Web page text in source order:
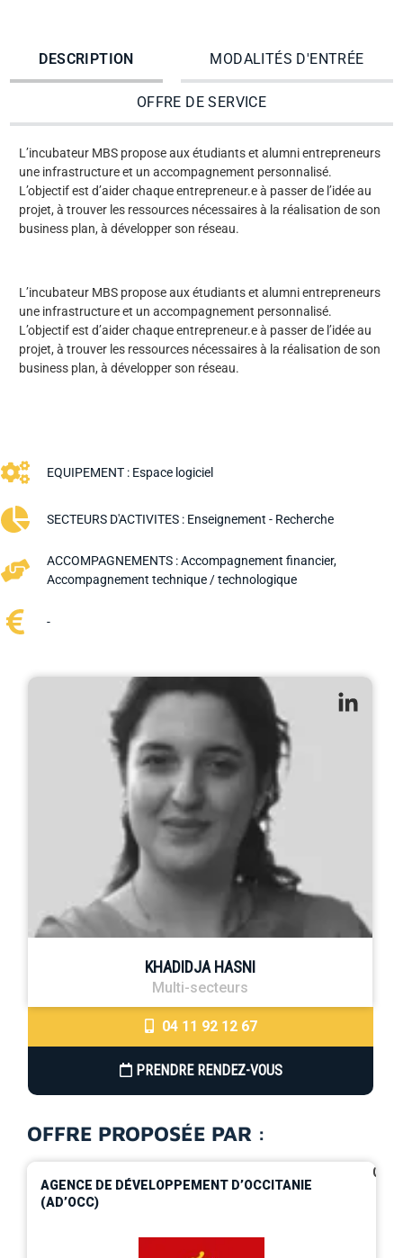
DESCRIPTION MODALITÉS D'ENTRÉE
OFFRE DE SERVICE
L’incubateur MBS propose aux étudiants et alumni entrepreneurs
une infrastructure et un accompagnement personnalisé.
L’objectif est d’aider chaque entrepreneur.e à passer de l’idée au
projet, à trouver les ressources nécessaires à la réalisation de son
business plan, à développer son réseau.
L’incubateur MBS propose aux étudiants et alumni entrepreneurs
une infrastructure et un accompagnement personnalisé.
L’objectif est d’aider chaque entrepreneur.e à passer de l’idée au
projet, à trouver les ressources nécessaires à la réalisation de son
business plan, à développer son réseau.
EQUIPEMENT : Espace logiciel
SECTEURS D'ACTIVITES : Enseignement - Recherche
ACCOMPAGNEMENTS :Accompagnement financier,
Accompagnement technique / technologique
-
KHADIDJA HASNI
Multi-secteurs
04 11 92 12 67
PRENDRE RENDEZ-VOUS
OFFRE PROPOSÉE PAR :
AGENCE DE DÉVELOPPEMENT D’OCCITANIE
(AD’OCC)
0